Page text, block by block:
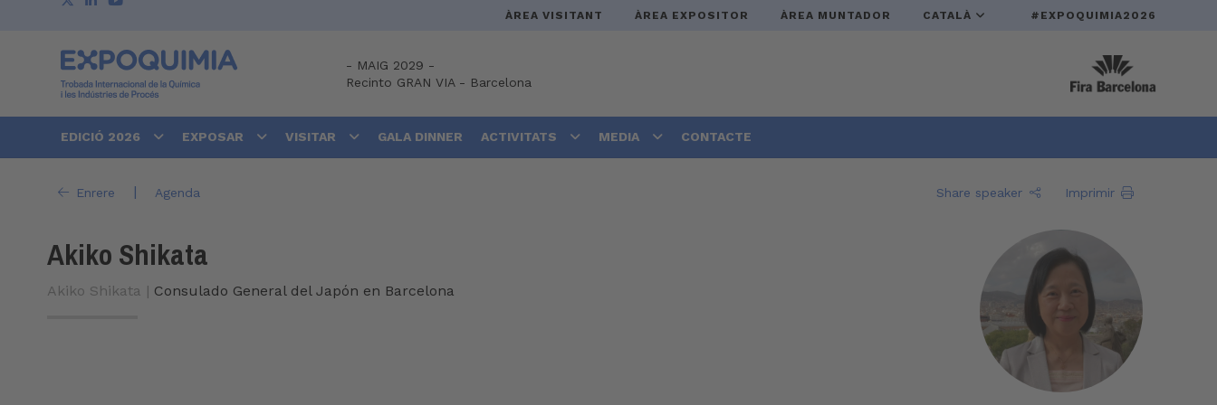
ÀREA VISITANT ÀREA EXPOSITOR ÀREA MUNTADOR CATALÀ #EXPOQUIMIA2026
- MAIG 2029 -
Recinto GRAN VIA- Barcelona
EDICIÓ 2026 EXPOSAR VISITAR GALA DINNER ACTIVITATS MEDIA CONTACTE
Enrere | Agenda Share speaker Imprimir
Akiko Shikata
Akiko Shikata | Consulado General del Japón en Barcelona